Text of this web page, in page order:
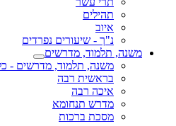
תהילים
איוב
נ"ך - שיעורים נפרדים
משנה, תלמוד, מדרשים
משנה, תלמוד, מדרשים -
בראשית רבה
איכה רבה
מדרש תנחומא
מסכת ברכות